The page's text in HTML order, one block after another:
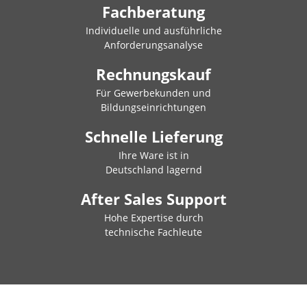
Fachberatung
Individuelle und ausführliche
Anforderungsanalyse
Rechnungskauf
Für Gewerbekunden und
Bildungseinrichtungen
Schnelle Lieferung
Ihre Ware ist in
Deutschland lagernd
After Sales Support
Hohe Expertise durch
technische Fachleute